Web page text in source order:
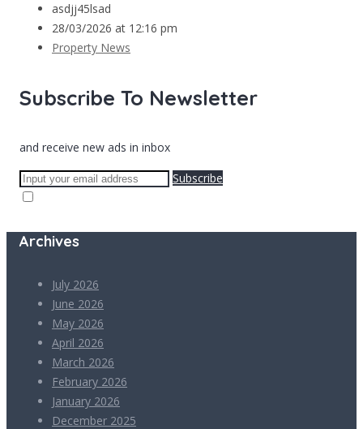
asdjj45lsad
28/03/2026 at 12:16 pm
Property News
Subscribe To Newsletter
and receive new ads in inbox
Subscribe
Archives
July 2026
June 2026
May 2026
April 2026
March 2026
February 2026
January 2026
December 2025